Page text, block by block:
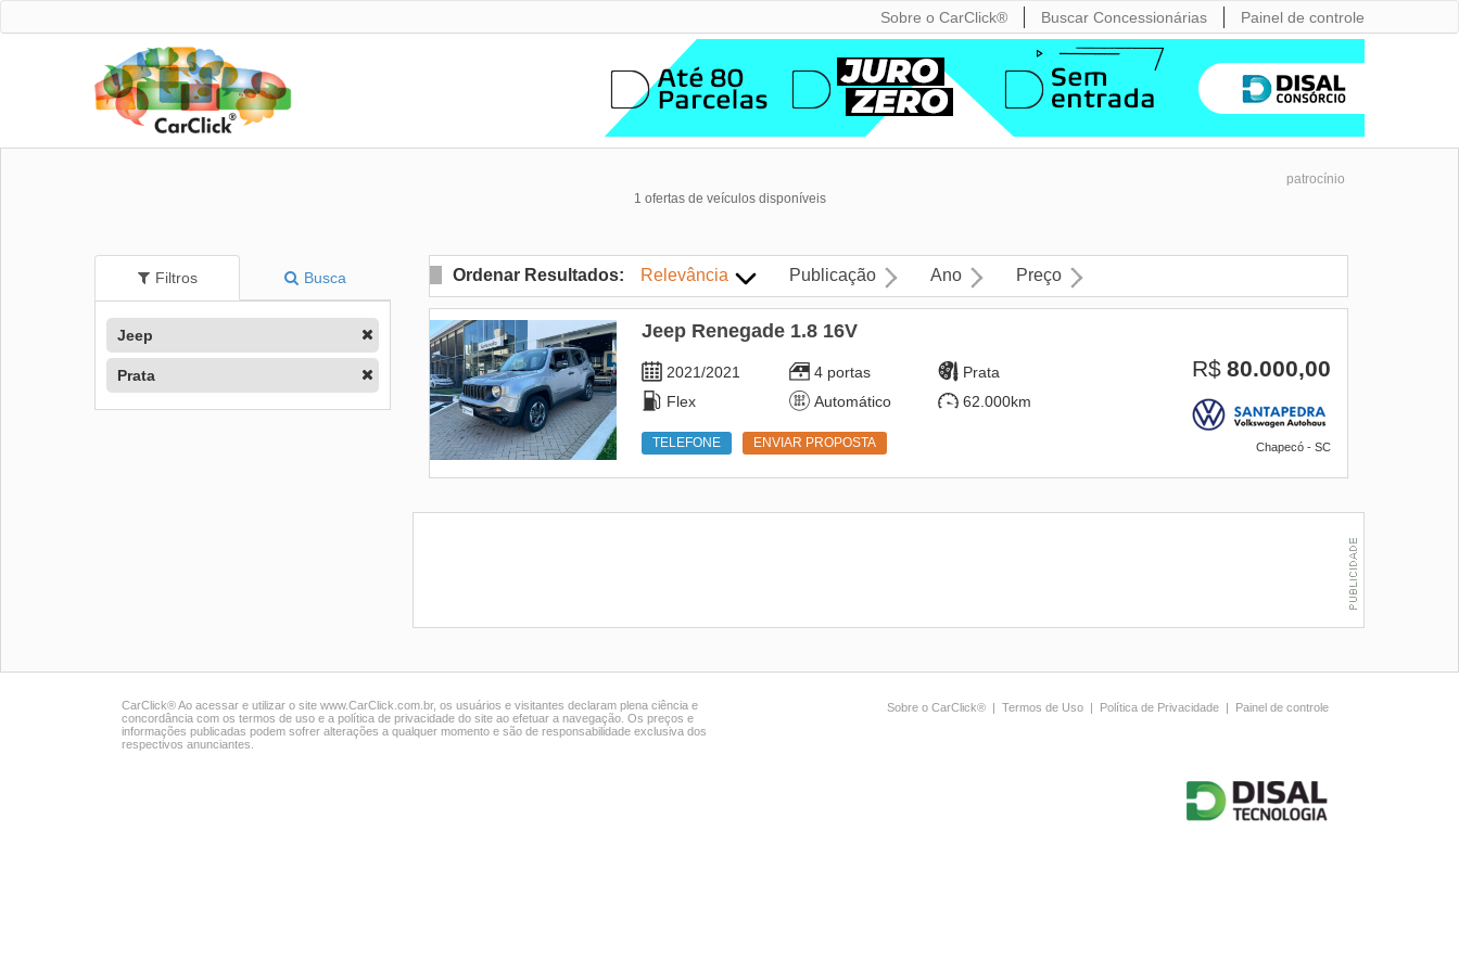
Sobre o CarClick® Buscar Concessionárias Painel de controle
patrocínio
1 ofertas de veículos disponíveis
Filtros Busca
Jeep
Prata
Ordenar Resultados: Relevância Publicação Ano Preço
Jeep Renegade 1.8 16V
2021/2021 4 portas
Prata
Flex
Automático 62.000km
TELEFONE ENVIAR PROPOSTA
R$ 80.000,00
Chapecó - SC
CarClick® Ao acessar e utilizar o site www.CarClick.com.br, os usuários e visitantes declaram plena ciência e
concordância com os termos de uso e a política de privacidade do site ao efetuar a navegação. Os preços e
informações publicadas podem sofrer alterações a qualquer momento e são de responsabilidade exclusiva dos
respectivos anunciantes.
Sobre o CarClick® | Termos de Uso | Política de Privacidade | Painel de controle